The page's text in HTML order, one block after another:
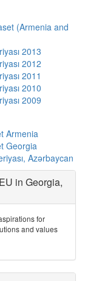
(Armenia and
2013
2012
2011
2010
2009
Armenia
Georgia
Azərbaycan
in Georgia,
for
and values